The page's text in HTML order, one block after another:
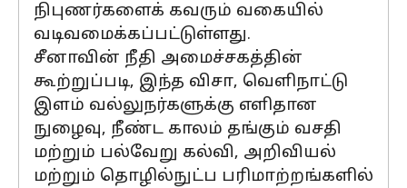
நிபுணர்களைக் கவரும் வகையில்
வடிவமைக்கப்பட்டுள்ளது.
சீனாவின் நீதி அமைச்சகத்தின்
கூற்றுப்படி, இந்த விசா, வெளிநாட்டு
இளம் வல்லுநர்களுக்கு எளிதான
நுழைவு, நீண்ட காலம் தங்கும் வசதி
மற்றும் பல்வேறு கல்வி, அறிவியல்
மற்றும் தொழில்நுட்ப பரிமாற்றங்களில்